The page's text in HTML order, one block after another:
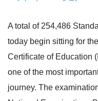
A total of 254,486
today begin sitting for
Certificate of Education
one of the most
journey. The